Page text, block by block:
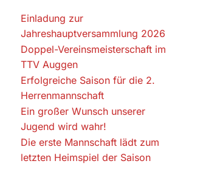
Einladung zur
Jahreshauptversammlung 2026
Doppel-Vereinsmeisterschaft im
TTV Auggen
Erfolgreiche Saison für die 2.
Herrenmannschaft
Ein großer Wunsch unserer
Jugend wird wahr!
Die erste Mannschaft lädt zum
letzten Heimspiel der Saison